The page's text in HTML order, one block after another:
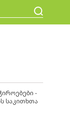
-
საკითხთა